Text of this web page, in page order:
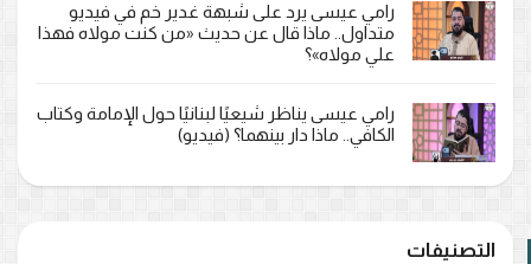
رامي عيسى يرد على شبهة غدير خم في فيديو
متداول.. ماذا قال عن حديث «من كنت مولاه فهذا
علي مولاه»؟
رامي عيسى يناظر شيعيًا لبنانيًا حول الإمامة وكتاب
الكافي.. ماذا دار بينهما؟ (فيديو)
التصنيفات